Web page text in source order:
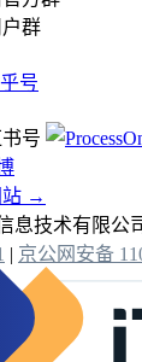
户群
站 →
息技术有限公
| 京公网安备